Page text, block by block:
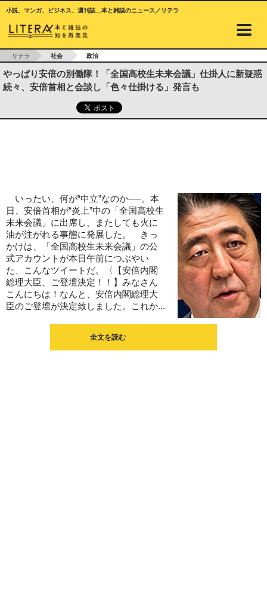
小説、マンガ、ビジネス、週刊誌…本と雑誌のニュース／リテラ
リテラ 社会 政治
やっぱり安倍の別働隊！「全国高校生未来会議」仕掛人に新疑惑
続々、安倍首相と会談し「色々仕掛ける」発言も
いったい、何が“中立”なのか──。本
日、安倍首相が“炎上”中の「全国高校生
未来会議」に出席し、またしても火に
油が注がれる事態に発展した。 きっ
かけは、「全国高校生未来会議」の公
式アカウントが本日午前につぶやい
た、こんなツイートだ。〈【安倍内閣
総理大臣、ご登壇決定！！】みなさん
こんにちは！なんと、安倍内閣総理大
臣のご登壇が決定致しました。これか...
全文を読む